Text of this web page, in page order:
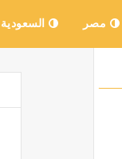
مصر السعودية